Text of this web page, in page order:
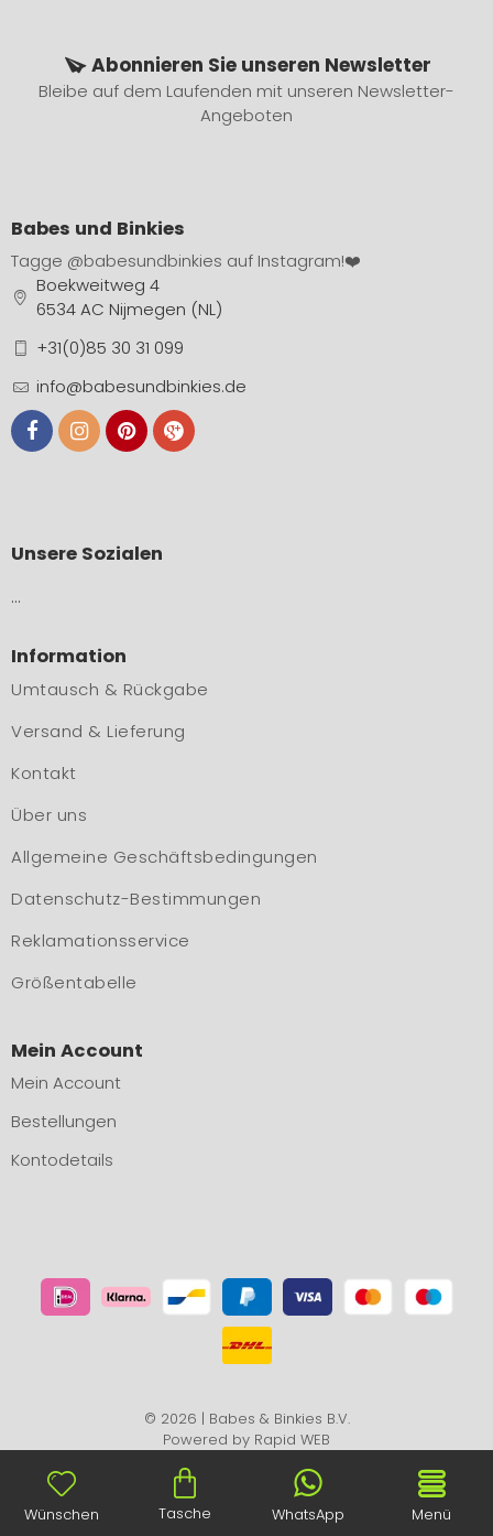
Abonnieren Sie unseren Newsletter
Bleibe auf dem Laufenden mit unseren Newsletter-
Angeboten
Babes und Binkies
Tagge @babesundbinkies auf Instagram!❤️
Boekweitweg 4
6534 AC Nijmegen (NL)
+31(0)85 30 31 099
info@babesundbinkies.de
Unsere Sozialen
…
Information
Umtausch & Rückgabe
Versand & Lieferung
Kontakt
Über uns
Allgemeine Geschäftsbedingungen
Datenschutz-Bestimmungen
Reklamationsservice
Größentabelle
Mein Account
Mein Account
Bestellungen
Kontodetails
© 2026 | Babes & Binkies B.V.
Powered by Rapid WEB
Wünschen Tasche WhatsApp Menü